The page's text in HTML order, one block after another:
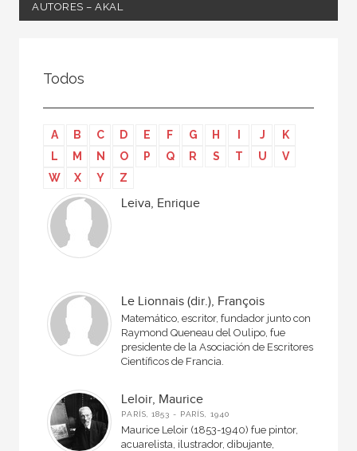
AUTORES – AKAL
Editor
Editora
Escritor
Escritora
Prologuista
Traductor
Todos
A B C D E F G H J
K
L
M N O P Q R S T U
V
W
X Y Z
Leiva, Enrique
Le Lionnais (dir.), François
Matemático, escritor, fundador junto con
Raymond Queneau del Oulipo, fue
presidente de la Asociación de Escritores
Científicos de Francia.
Leloir, Maurice
PARÍS, 1853 - PARÍS, 1940
Maurice Leloir (1853-1940) fue pintor,
acuarelista, ilustrador, dibujante,